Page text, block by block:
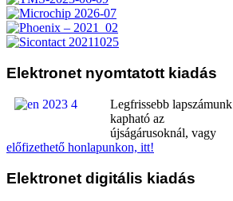
Elektronet nyomtatott kiadás
Legfrissebb lapszámunk
kapható az
újságárusoknál, vagy
előfizethető honlapunkon, itt!
Elektronet digitális kiadás